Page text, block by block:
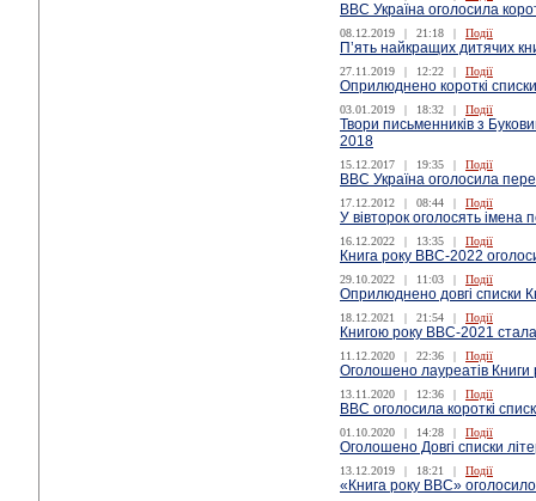
ВВС Україна оголосила
08.12.2019 | 21:18 | Події
П’ять найкращих дитячих
27.11.2019 | 12:22 | Події
Оприлюднено короткі
03.01.2019 | 18:32 | Події
Твори письменників з
2018
15.12.2017 | 19:35 | Події
ВВС Україна оголосила
17.12.2012 | 08:44 | Події
У вівторок оголосять імена
16.12.2022 | 13:35 | Події
Книга року BBC-2022
29.10.2022 | 11:03 | Події
Оприлюднено довгі списки
18.12.2021 | 21:54 | Події
Книгою року ВВС-2021
11.12.2020 | 22:36 | Події
Оголошено лауреатів
13.11.2020 | 12:36 | Події
ВВС оголосила короткі
01.10.2020 | 14:28 | Події
Оголошено Довгі списки
13.12.2019 | 18:21 | Події
«Книга року BBC»